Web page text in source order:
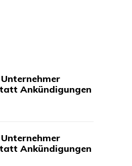
Ankündigungen
Ankündigungen